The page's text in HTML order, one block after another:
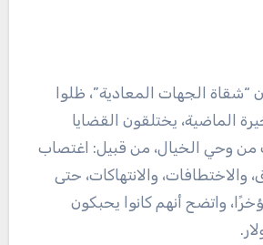
الجهات المعادية”، ظلوا
الماضية، يختلقون القضايا
من وحي الخيال، من قبيل: اغتصاب
والانتهاكات، حتى
واتضح أنهم كانوا يحبكون